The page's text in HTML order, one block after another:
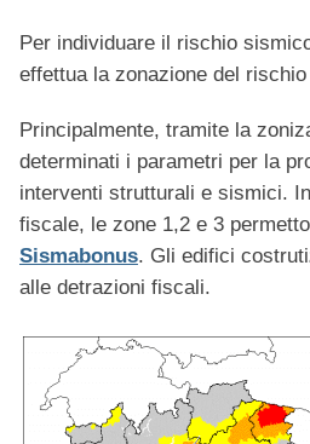
Per individuare il rischio
effettua la zonazione del
Principalmente, tramite la
determinati i parametri per la
interventi strutturali e sismici.
fiscale, le zone 1,2 e 3
Sismabonus. Gli edifici costruti
alle detrazioni fiscali.